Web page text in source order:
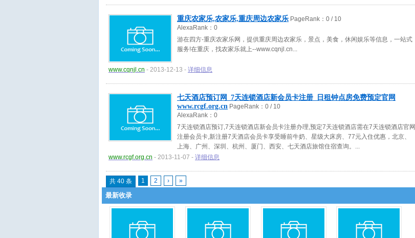
重庆农家乐,农家乐,重庆周边农家乐 PageRank： 0 / 10
AlexaRank： 0
游在四方-重庆农家乐网，提供重庆周边农家乐，景点，美食，休闲娱乐等信息，一站式
服务!在重庆，找农家乐就上--www.cqnjl.cn
www.cqnjl.cn - 2013-12-13 - 详细信息
七天酒店预订网_7天连锁酒店新会员卡注册_日租钟点房免费预定官网
www.rcgf.org.cn PageRank： 0 / 10
AlexaRank： 0
7天连锁酒店预订,7天连锁酒店新会员卡注册办理,预定7天连锁酒店需在7天连锁酒店官网
注册会员卡,新注册7天酒店会员卡享受睡前牛奶、星级大床房、77元入住优惠，北京、
上海、广州、深圳、杭州、厦门、西安、七天酒店旅馆住宿查询。
www.rcgf.org.cn - 2013-11-07 - 详细信息
共 40 条 1 2 › »
最新收录